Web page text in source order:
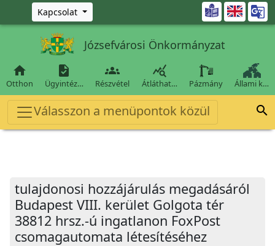
Ugrás a fő tartalomra
Kapcsolat 
Józsefvárosi Önkormányzat

Otthon

Ügyintéz…

Részvétel

Átláthat… Pázmány Állami k…
Válasszon a menüpontok közül 
tulajdonosi hozzájárulás megadásáról
Budapest VIII. kerület Golgota tér
38812 hrsz.-ú ingatlanon FoxPost
csomagautomata létesítéséhez